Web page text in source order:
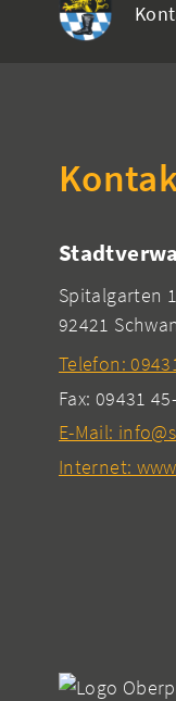
Spitalgarten 1
92421
Telefon:
Fax: 09431
E-Mail:
Internet: